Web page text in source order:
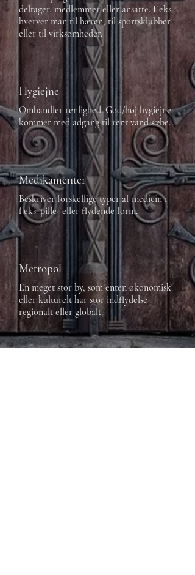
deltager, medlemmer eller ansatte. F.eks.
hverver man til hæren, til sportsklubber
eller til virksomheder.
Hygiejne
Omhandler renlighed. God/høj hygiejne
kommer med adgang til rent vand sæbe.
Medikamenter
Beskriver forskellige typer af medicin i
f.eks. pille- eller flydende form.
Metropol
En meget stor by, som enten økonomisk
eller kulturelt har stor indflydelse
regionalt eller globalt.